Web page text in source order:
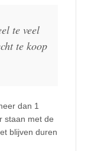
te veel
te koop
dan 1
staan met de
blijven duren